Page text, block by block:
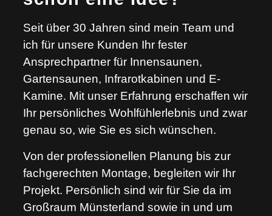
Seit über 30 Jahren sind mein Team und
ich für unsere Kunden Ihr fester
Ansprechpartner für Innensaunen,
Gartensaunen, Infrarotkabinen und E-
Kamine. Mit unser Erfahrung erschaffen wir
Ihr persönliches Wohlfühlerlebnis und zwar
genau so, wie Sie es sich wünschen.
Von der professionellen Planung bis zur
fachgerechten Montage, begleiten wir Ihr
Projekt. Persönlich sind wir für Sie da im
Großraum Münsterland sowie in und um